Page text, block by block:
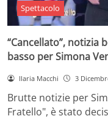
Spettacolo
“Cancellato”, notizia
basso per Simona
Ilaria Macchi 3
Brutte notizie per
Fratello", è stato